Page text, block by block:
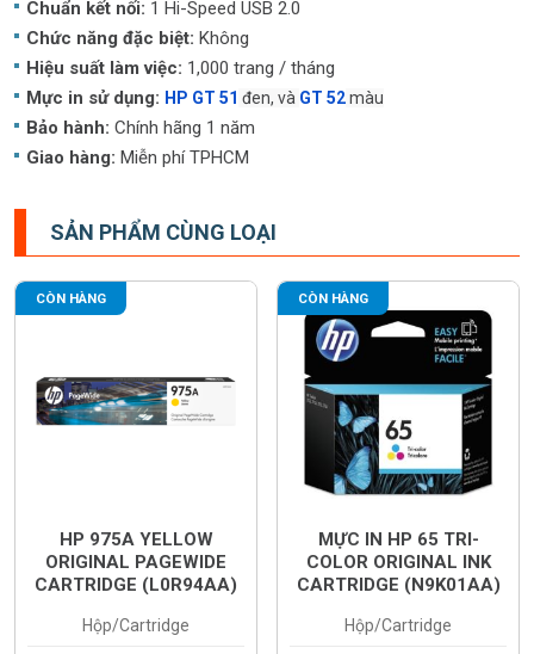
Chuẩn kết nối: 1 Hi-Speed USB 2.0
Chức năng đặc biệt: Không
Hiệu suất làm việc: 1,000 trang / tháng
Mực in sử dụng: HP GT 51 đen, và GT 52màu
Bảo hành: Chính hãng 1 năm
Giao hàng: Miễn phí TPHCM
SẢN PHẨM CÙNG LOẠI
CÒN HÀNG
HP 975A YELLOW
ORIGINAL PAGEWIDE
CARTRIDGE (L0R94AA)
Hộp/Cartridge
CÒN HÀNG
MỰC IN HP 65 TRI-
COLOR ORIGINAL INK
CARTRIDGE (N9K01AA)
Hộp/Cartridge